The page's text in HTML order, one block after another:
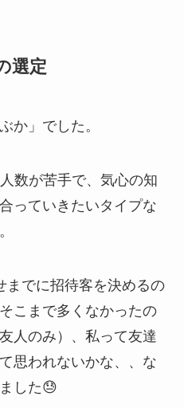
選定
か」でした。
数が苦手で、気心の知
っていきたいタイプな
までに招待客を決めるの
こまで多くなかったの
人のみ）、私って友達
思われないかな、、な
した😓